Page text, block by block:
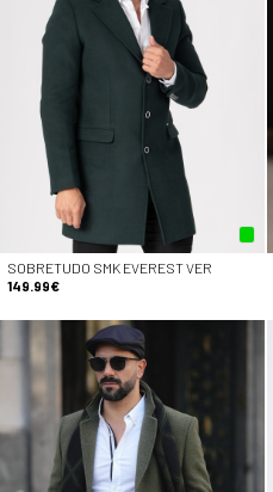
SOBRETUDO SMK EVEREST VER
149.99€